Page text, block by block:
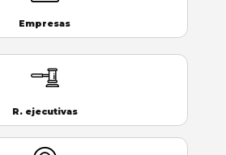
Empresas
R. ejecutivas